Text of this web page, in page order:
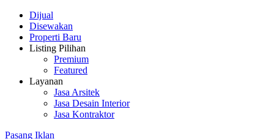
Dijual
Disewakan
Properti Baru
Listing Pilihan
Premium
Featured
Layanan
Jasa Arsitek
Jasa Desain Interior
Jasa Kontraktor
Pasang Iklan